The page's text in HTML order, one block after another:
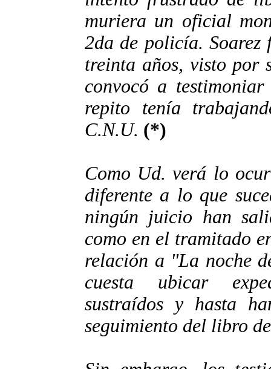
muriera un oficial
2da de policía. Soarez
treinta años, visto por
convocó a
repito tenía
C.N.U. (*)
Como Ud. verá lo
diferente a lo que
ningún juicio han
como en el tramitado
relación a "La noche
cuesta ubicar
sustraídos y hasta
seguimiento del libro